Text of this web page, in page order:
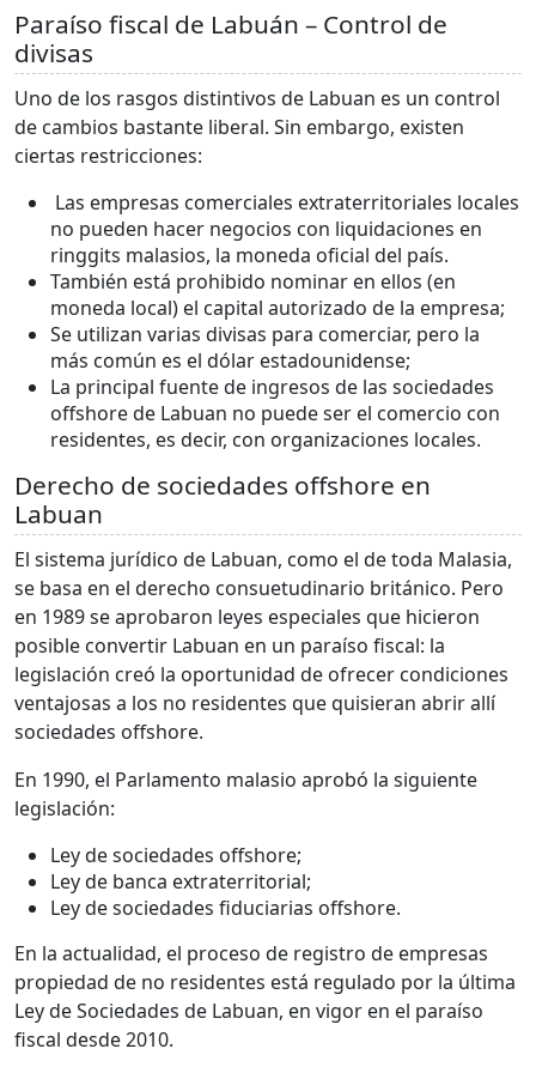
Paraíso fiscal de Labuán – Control de
divisas
Uno de los rasgos distintivos de Labuan es un control
de cambios bastante liberal. Sin embargo, existen
ciertas restricciones:
Las empresas comerciales extraterritoriales locales
no pueden hacer negocios con liquidaciones en
ringgits malasios, la moneda oficial del país.
También está prohibido nominar en ellos (en
moneda local) el capital autorizado de la empresa;
Se utilizan varias divisas para comerciar, pero la
más común es el dólar estadounidense;
La principal fuente de ingresos de las sociedades
offshore de Labuan no puede ser el comercio con
residentes, es decir, con organizaciones locales.
Derecho de sociedades offshore en
Labuan
El sistema jurídico de Labuan, como el de toda Malasia,
se basa en el derecho consuetudinario británico. Pero
en 1989 se aprobaron leyes especiales que hicieron
posible convertir Labuan en un paraíso fiscal: la
legislación creó la oportunidad de ofrecer condiciones
ventajosas a los no residentes que quisieran abrir allí
sociedades offshore.
En 1990, el Parlamento malasio aprobó la siguiente
legislación:
Ley de sociedades offshore;
Ley de banca extraterritorial;
Ley de sociedades fiduciarias offshore.
En la actualidad, el proceso de registro de empresas
propiedad de no residentes está regulado por la última
Ley de Sociedades de Labuan, en vigor en el paraíso
fiscal desde 2010.